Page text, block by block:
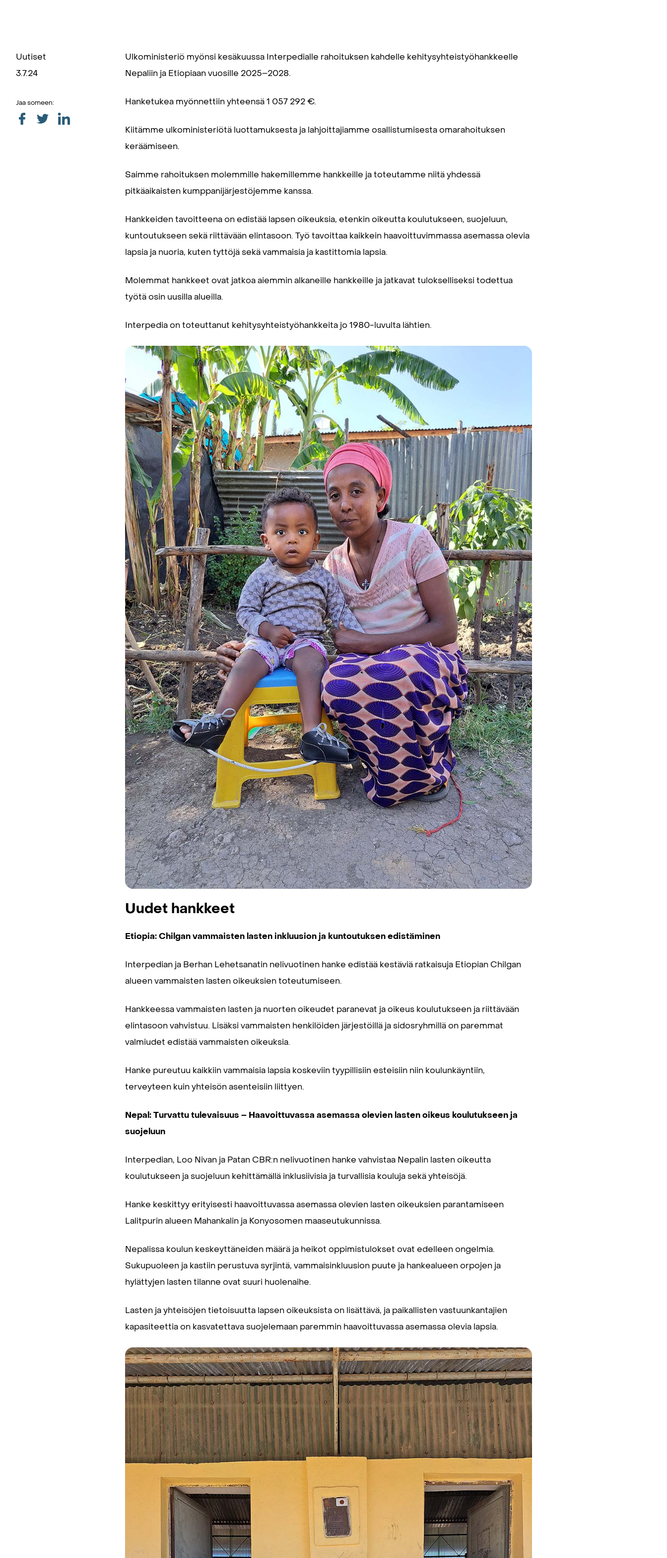
Uutiset
3.7.24
Jaa someen:
Ulkoministeriö myönsi kesäkuussa Interpedialle rahoituksen kahdelle kehitysyhteistyöhankkeelle
Nepaliin ja Etiopiaan vuosille 2025–2028.
Hanketukea myönnettiin yhteensä 1 057 292 €.
Kiitämme ulkoministeriötä luottamuksesta ja lahjoittajiamme osallistumisesta omarahoituksen
keräämiseen.
Saimme rahoituksen molemmille hakemillemme hankkeille ja toteutamme niitä yhdessä
pitkäaikaisten kumppanijärjestöjemme kanssa.
Hankkeiden tavoitteena on edistää lapsen oikeuksia, etenkin oikeutta koulutukseen, suojeluun,
kuntoutukseen sekä riittävään elintasoon. Työ tavoittaa kaikkein haavoittuvimmassa asemassa olevia
lapsia ja nuoria, kuten tyttöjä sekä vammaisia ja kastittomia lapsia.
Molemmat hankkeet ovat jatkoa aiemmin alkaneille hankkeille ja jatkavat tulokselliseksi todettua
työtä osin uusilla alueilla.
Interpedia on toteuttanut kehitysyhteistyöhankkeita jo 1980-luvulta lähtien.
Uudet hankkeet
Etiopia: Chilgan vammaisten lasten inkluusion ja kuntoutuksen edistäminen
Interpedian ja Berhan Lehetsanatin nelivuotinen hanke edistää kestäviä ratkaisuja Etiopian Chilgan
alueen vammaisten lasten oikeuksien toteutumiseen.
Hankkeessa vammaisten lasten ja nuorten oikeudet paranevat ja oikeus koulutukseen ja riittävään
elintasoon vahvistuu. Lisäksi vammaisten henkilöiden järjestöillä ja sidosryhmillä on paremmat
valmiudet edistää vammaisten oikeuksia.
Hanke pureutuu kaikkiin vammaisia lapsia koskeviin tyypillisiin esteisiin niin koulunkäyntiin,
terveyteen kuin yhteisön asenteisiin liittyen.
Nepal: Turvattu tulevaisuus – Haavoittuvassa asemassa olevien lasten oikeus koulutukseen ja
suojeluun
Interpedian, Loo Nivan ja Patan CBR:n nelivuotinen hanke vahvistaa Nepalin lasten oikeutta
koulutukseen ja suojeluun kehittämällä inklusiivisia ja turvallisia kouluja sekä yhteisöjä.
Hanke keskittyy erityisesti haavoittuvassa asemassa olevien lasten oikeuksien parantamiseen
Lalitpurin alueen Mahankalin ja Konyosomen maaseutukunnissa.
Nepalissa koulun keskeyttäneiden määrä ja heikot oppimistulokset ovat edelleen ongelmia.
Sukupuoleen ja kastiin perustuva syrjintä, vammaisinkluusion puute ja hankealueen orpojen ja
hylättyjen lasten tilanne ovat suuri huolenaihe.
Lasten ja yhteisöjen tietoisuutta lapsen oikeuksista on lisättävä, ja paikallisten vastuunkantajien
kapasiteettia on kasvatettava suojelemaan paremmin haavoittuvassa asemassa olevia lapsia.